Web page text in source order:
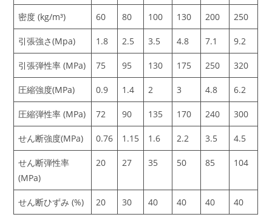
密度 (kg/m³) 60 80 100 130 200 250
引張強さ(Mpa) 1.8 2.5 3.5 4.8 7.1 9.2
引張弾性率 (MPa) 75 95 130 175 250 320
圧縮強度(MPa) 0.9 1.4 2 3 4.8 6.2
圧縮弾性率 (MPa) 72 90 135 170 240 300
せん断強度(MPa) 0.76 1.15 1.6 2.2 3.5 4.5
せん断弾性率
(MPa)
20 27 35 50 85 104
せん断ひずみ (%) 20 30 40 40 40 40